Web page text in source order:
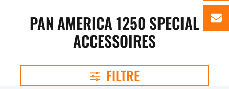
PAN AMERICA 1250 SPECIAL
ACCESSOIRES
FILTRE